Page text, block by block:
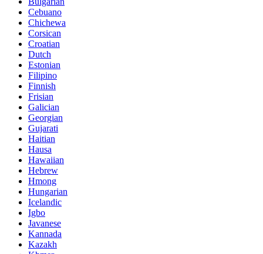
Cebuano
Chichewa
Corsican
Croatian
Dutch
Estonian
Filipino
Finnish
Frisian
Galician
Georgian
Gujarati
Haitian
Hausa
Hawaiian
Hebrew
Hmong
Hungarian
Icelandic
Igbo
Javanese
Kannada
Kazakh